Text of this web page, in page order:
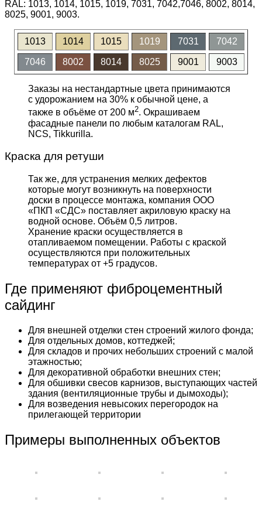
RAL: 1013, 1014, 1015, 1019, 7031, 7042,7046, 8002, 8014,
8025, 9001, 9003.
1013 1014 1015 1019 7031 7042
7046 8002 8014 8025 9001 9003
Заказы на нестандартные цвета принимаются
с удорожанием на 30% к обычной цене, а
также в объёме от 200 м2. Окрашиваем
фасадные панели по любым каталогам RAL,
NCS, Tikkurilla.
Краска для ретуши
Так же, для устранения мелких дефектов
которые могут возникнуть на поверхности
доски в процессе монтажа, компания ООО
«ПКП «СДС» поставляет акриловую краску на
водной основе. Объём 0,5 литров.
Хранение краски осуществляется в
отапливаемом помещении. Работы с краской
осуществляются при положительных
температурах от +5 градусов.
Где применяют фиброцементный
сайдинг
Для внешней отделки стен строений жилого фонда;
Для отдельных домов, коттеджей;
Для складов и прочих небольших строений с малой
этажностью;
Для декоративной обработки внешних стен;
Для обшивки свесов карнизов, выступающих частей
здания (вентиляционные трубы и дымоходы);
Для возведения невысоких перегородок на
прилегающей территории
Примеры выполненных объектов